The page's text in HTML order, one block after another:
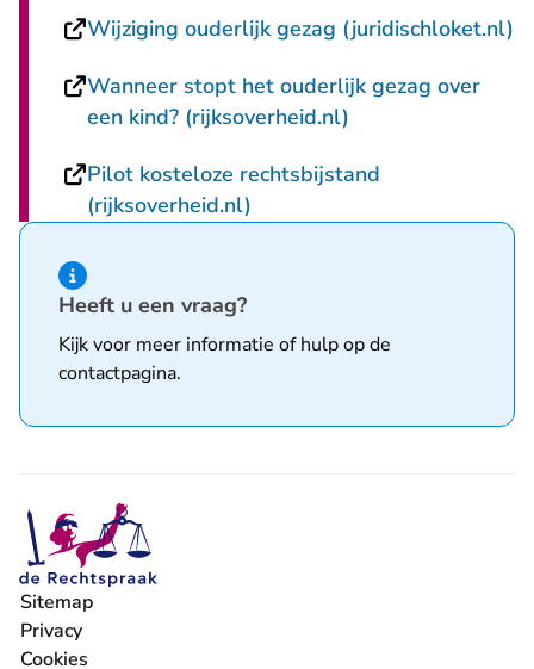
Wijziging ouderlijk gezag (juridischloket.nl)
Wanneer stopt het ouderlijk gezag over
een kind? (rijksoverheid.nl)
Pilot kosteloze rechtsbijstand
(rijksoverheid.nl)
Hint van type informatie
Heeft u een vraag?
Kijk voor meer informatie of hulp op de
contactpagina.
Sitemap
Privacy
Cookies